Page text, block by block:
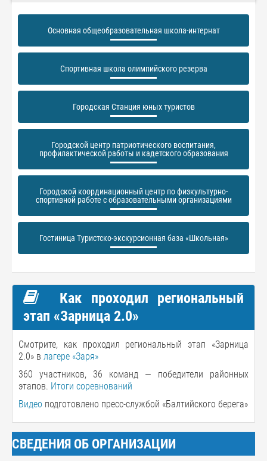
Основная общеобразовательная школа-интернат
Спортивная школа олимпийского резерва
Городская Станция юных туристов
Городской центр патриотического воспитания,
профилактической работы и кадетского образования
Городской координационный центр по физкультурно-
спортивной работе с образовательными организациями
Гостиница Туристско-экскурсионная база «Школьная»
Как проходил региональный
этап «Зарница 2.0»
Смотрите, как проходил региональный этап «Зарница
2.0» в лагере «Заря»
360 участников, 36 команд — победители районных
этапов. Итоги соревнований
Видео подготовлено пресс-службой «Балтийского берега»
СВЕДЕНИЯ ОБ ОРГАНИЗАЦИИ